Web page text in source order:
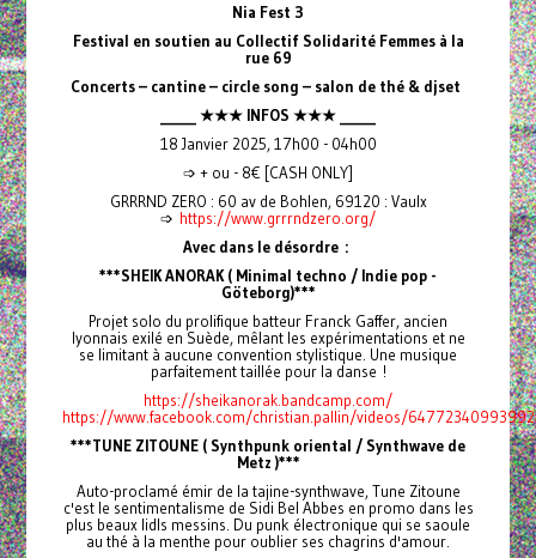
Nia Fest 3
Festival en soutien au Collectif Solidarité Femmes à la
rue 69
Concerts – cantine – circle song – salon de thé & djset
_____ ★★★ INFOS ★★★ _____
18 Janvier 2025, 17h00 - 04h00
➩ + ou - 8€ [CASH ONLY]
GRRRND ZERO : 60 av de Bohlen, 69120 : Vaulx
➩ https://www.grrrndzero.org/
Avec dans le désordre :
***SHEIK ANORAK ( Minimal techno / Indie pop -
Göteborg)***
Projet solo du prolifique batteur Franck Gaffer, ancien
lyonnais exilé en Suède, mêlant les expérimentations et ne
se limitant à aucune convention stylistique. Une musique
parfaitement taillée pour la danse !
https://sheikanorak.bandcamp.com/
https://www.facebook.com/christian.pallin/videos/
***TUNE ZITOUNE ( Synthpunk oriental / Synthwave de
Metz )***
Auto-proclamé émir de la tajine-synthwave, Tune Zitoune
c'est le sentimentalisme de Sidi Bel Abbes en promo dans les
plus beaux lidls messins. Du punk électronique qui se saoule
au thé à la menthe pour oublier ses chagrins d'amour.